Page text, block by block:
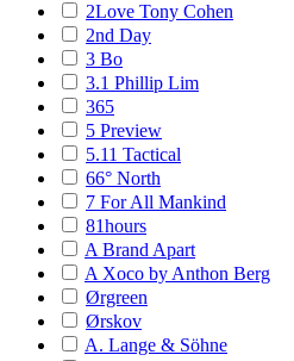
2Love Tony Cohen
2nd Day
3 Bo
3.1 Phillip Lim
365
5 Preview
5.11 Tactical
66° North
7 For All Mankind
81hours
A Brand Apart
A Xoco by Anthon Berg
Ørgreen
Ørskov
A. Lange & Söhne